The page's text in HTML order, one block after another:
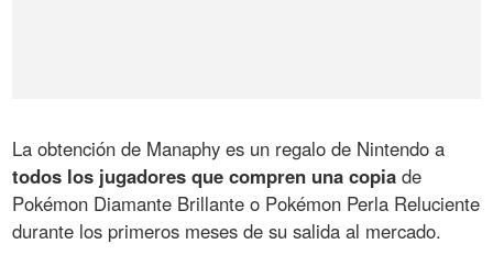
La obtención de Manaphy es un regalo de Nintendo a
todos los jugadores que compren una copia de
Pokémon Diamante Brillante o Pokémon Perla Reluciente
durante los primeros meses de su salida al mercado.